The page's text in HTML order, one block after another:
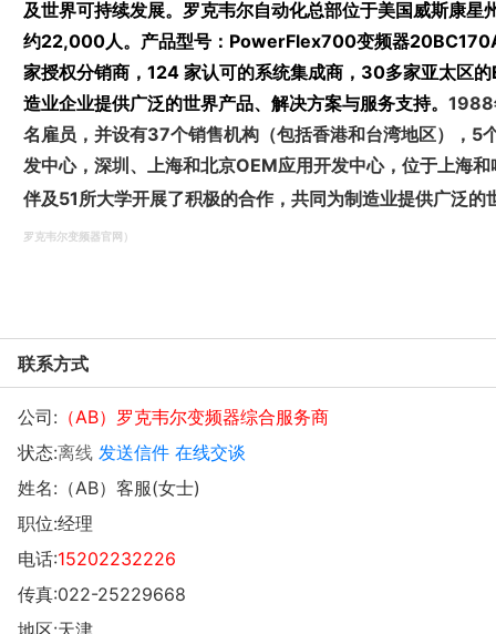
及世界可持续发展。罗克韦尔自动化总部位于美国威斯康
约22,000人。产品型号： PowerFlex700变频器
家授权分销商，124 家认可的系统集成商，30多家亚太区
造业企业提供广泛的世界产品、解决方案与服务支持。 1988
名雇员，并设有37个销售机构（包括香港和台湾地区），5
发中心，深圳、上海和北京OEM应用开发中心，位于上海
伴及51所大学开展了积极的合作，共同为制造业提供广泛
罗克韦尔变频器官网 ）
联系方式
公司: （AB）罗克韦尔变频器综合服务商
状态:离线 发送信件 在线交谈
姓名:（AB）客服(女士)
职位:经理
电话:15202232226
传真:022-25229668
地区:天津